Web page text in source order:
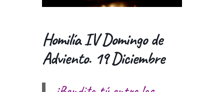
Homilía IV Domingo de
Adviento. 19 Diciembre